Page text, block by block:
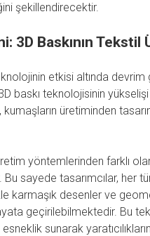
şekillendirecektir.
3D Baskının
etkisi altında
baskı teknolojisinin
üretiminden
yöntemlerinden farklı
Bu sayede tasarımcılar, her
karmaşık desenler ve
geçirilebilmektedir. Bu
sunarak